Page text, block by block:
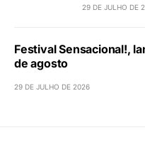
29 DE JULHO DE
Festival Sensacional!,
de agosto
29 DE JULHO DE 2026